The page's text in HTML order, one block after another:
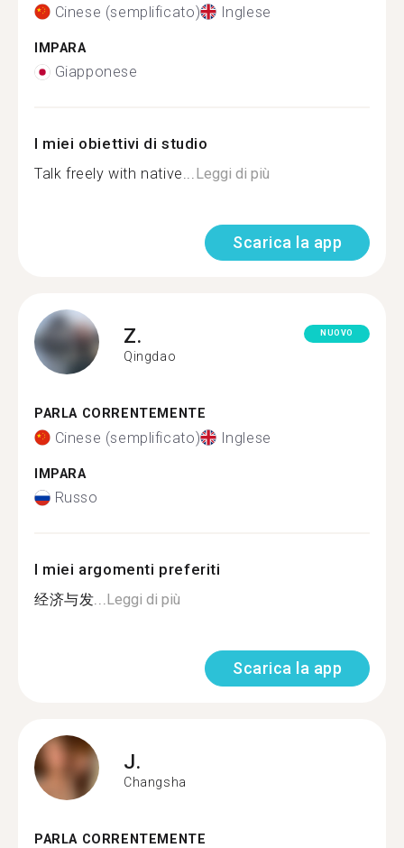
Cinese (semplificato) Inglese
IMPARA
Giapponese
I miei obiettivi di studio
Talk freely with native...Leggi di più
Scarica la app
Z.
Qingdao
NUOVO
PARLA CORRENTEMENTE
Cinese (semplificato) Inglese
IMPARA
Russo
I miei argomenti preferiti
经济与发...Leggi di più
Scarica la app
J.
Changsha
PARLA CORRENTEMENTE